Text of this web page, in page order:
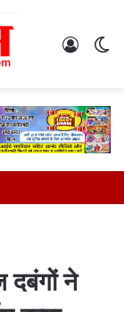
Log
दबंगों ने